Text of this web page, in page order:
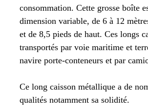
consommation. Cette grosse boîte
dimension variable, de 6 à 12
et de 8,5 pieds de haut. Ces longs
transportés par voie maritime et
navire porte-conteneurs et par
Ce long caisson métallique a de
qualités notamment sa solidité.